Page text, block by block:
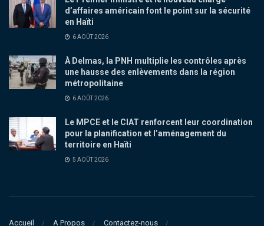
d’affaires américain font le point sur la sécurité
en Haïti
6 AOÛT 2026
À Delmas, la PNH multiplie les contrôles après
une hausse des enlèvements dans la région
métropolitaine
6 AOÛT 2026
Le MPCE et le CIAT renforcent leur coordination
pour la planification et l’aménagement du
territoire en Haïti
5 AOÛT 2026
Accueil A Propos Contactez-nous